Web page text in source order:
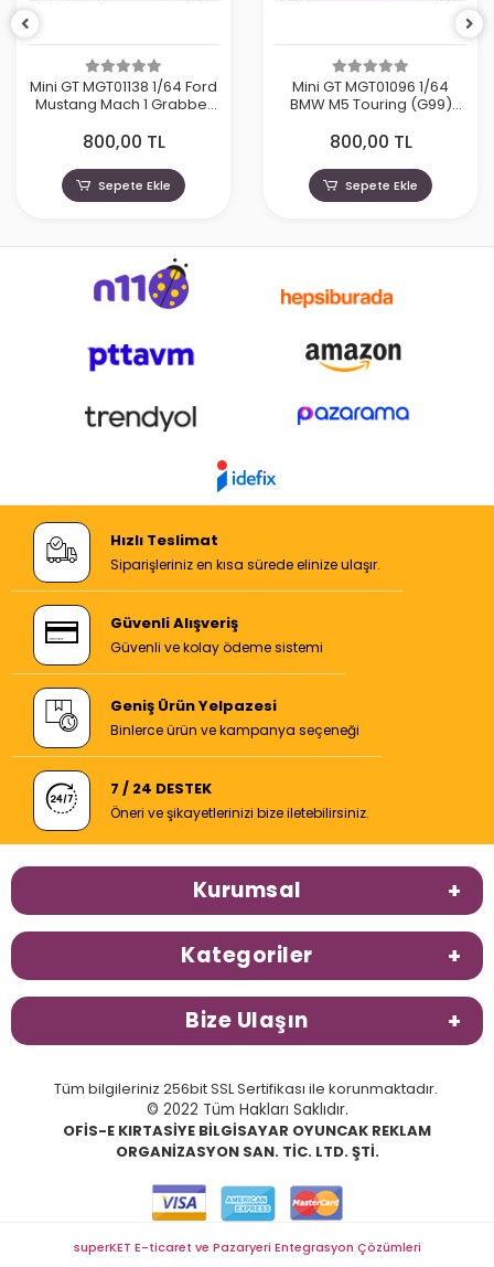
Mini GT MGT01138 1/64 Ford
Mustang Mach 1 Grabber
800,00 TL
Sepete Ekle
Mini GT MGT01096 1/64
BMW M5 Touring (G99)
800,00 TL
Sepete Ekle
Hızlı Teslimat
Siparişleriniz en kısa sürede elinize ulaşır.
Güvenli Alışveriş
Güvenli ve kolay ödeme sistemi
Geniş Ürün Yelpazesi
Binlerce ürün ve kampanya seçeneği
7 / 24 DESTEK
Öneri ve şikayetlerinizi bize iletebilirsiniz.
Kurumsal
Kategoriler
Bize Ulaşın
Tüm bilgileriniz 256bit SSL Sertifikası ile korunmaktadır.
© 2022 Tüm Hakları Saklıdır.
OFİS-E KIRTASİYE BİLGİSAYAR OYUNCAK REKLAM
ORGANİZASYON SAN. TİC. LTD. ŞTİ.
superKET E-ticaret ve Pazaryeri Entegrasyon Çözümleri